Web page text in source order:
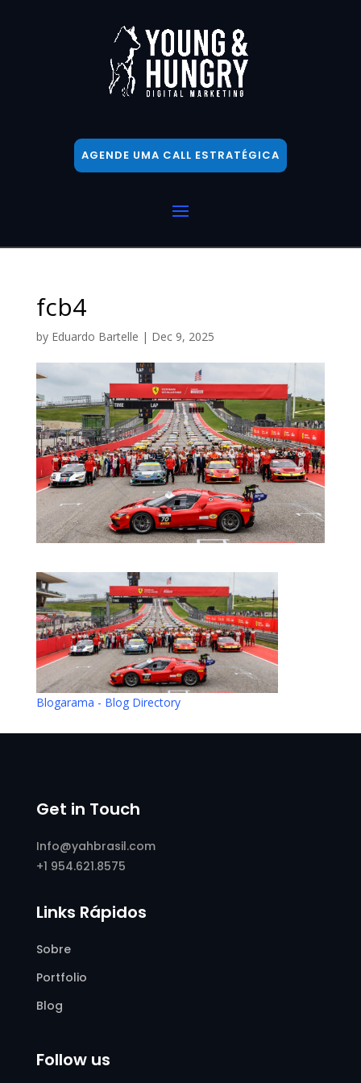
AGENDE UMA CALL ESTRATÉGICA
fcb4
by Eduardo Bartelle | Dec 9, 2025
Blogarama - Blog Directory
Get in Touch
Info@yahbrasil.com
+1 954.621.8575
Links Rápidos
Sobre
Portfolio
Blog
Follow us